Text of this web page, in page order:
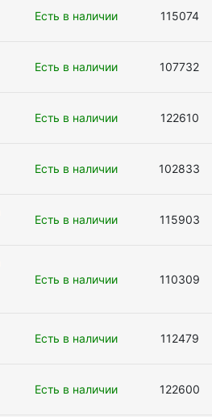
Есть в наличии 115074
Есть в наличии 107732
Есть в наличии 122610
Есть в наличии 102833
Есть в наличии 115903
Есть в наличии 110309
Есть в наличии 112479
Есть в наличии 122600